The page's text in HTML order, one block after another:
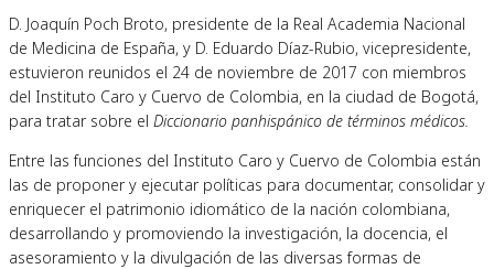
D. Joaquín Poch Broto, presidente de la Real Academia Nacional
de Medicina de España, y D. Eduardo Díaz-Rubio, vicepresidente,
estuvieron reunidos el 24 de noviembre de 2017 con miembros
del Instituto Caro y Cuervo de Colombia, en la ciudad de Bogotá,
para tratar sobre el Diccionario panhispánico de términos médicos.
Entre las funciones del Instituto Caro y Cuervo de Colombia están
las de proponer y ejecutar políticas para documentar, consolidar y
enriquecer el patrimonio idiomático de la nación colombiana,
desarrollando y promoviendo la investigación, la docencia, el
asesoramiento y la divulgación de las diversas formas de